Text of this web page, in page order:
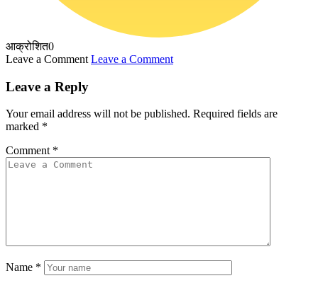
आक्रोशित0
Leave a Comment Leave a Comment
Leave a Reply
Your email address will not be published. Required fields are
marked *
Comment *
Name *